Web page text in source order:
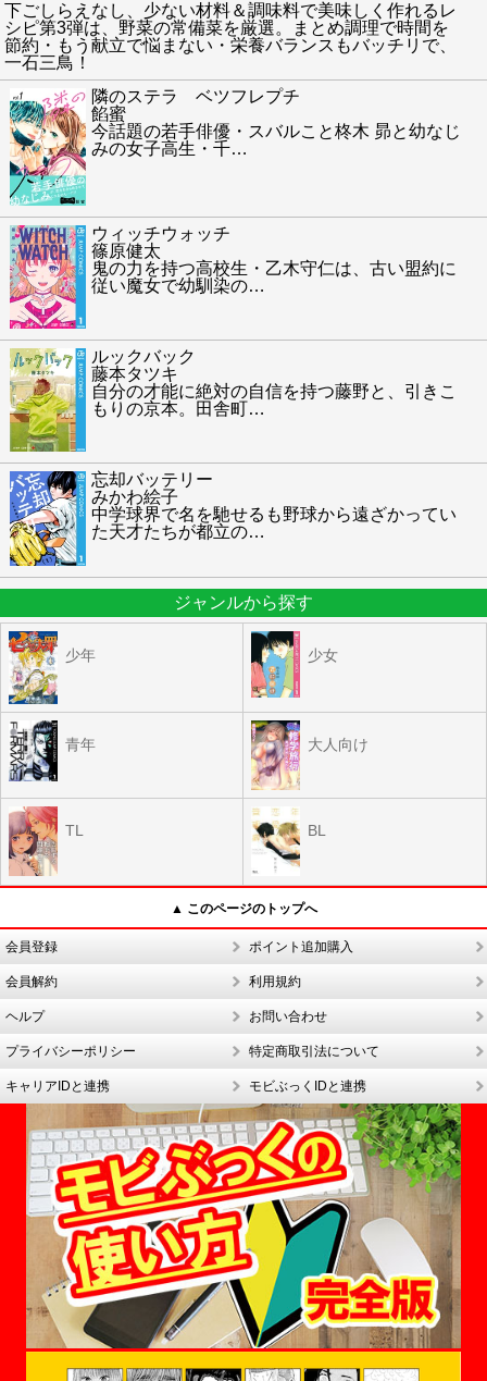
下ごしらえなし、少ない材料＆調味料で美味しく作れるレ
シピ第3弾は、野菜の常備菜を厳選。まとめ調理で時間を
節約・もう献立で悩まない・栄養バランスもバッチリで、
一石三鳥！
隣のステラ ベツフレプチ
餡蜜
今話題の若手俳優・スバルこと柊木 昴と幼なじ
みの女子高生・千…
ウィッチウォッチ
篠原健太
鬼の力を持つ高校生・乙木守仁は、古い盟約に
従い魔女で幼馴染の…
ルックバック
藤本タツキ
自分の才能に絶対の自信を持つ藤野と、引きこ
もりの京本。田舎町…
忘却バッテリー
みかわ絵子
中学球界で名を馳せるも野球から遠ざかってい
た天才たちが都立の…
ジャンルから探す
少年 少女
青年 大人向け
TL BL
▲ このページのトップへ
会員登録 ポイント追加購入
会員解約 利用規約
ヘルプ お問い合わせ
プライバシーポリシー 特定商取引法について
キャリアIDと連携 モビぶっくIDと連携